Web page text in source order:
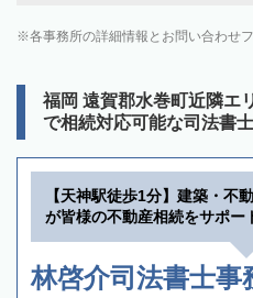
各事務所の詳細情報とお問い合わせ
福岡 遠賀郡水巻町近隣エ
で相続対応可能な司法書
【天神駅徒歩1分】建築・不
が皆様の不動産相続をサポー
林啓介司法書士事